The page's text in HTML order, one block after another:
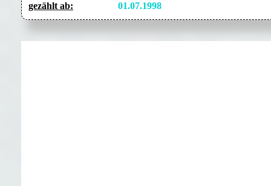
gezählt ab:
01.07.1998